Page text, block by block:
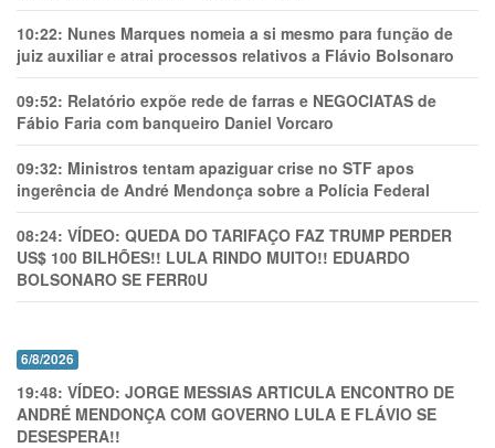
10:22: Nunes Marques nomeia a si mesmo para função de
juiz auxiliar e atrai processos relativos a Flávio Bolsonaro
09:52: Relatório expõe rede de farras e NEGOCIATAS de
Fábio Faria com banqueiro Daniel Vorcaro
09:32: Ministros tentam apaziguar crise no STF apos
ingerência de André Mendonça sobre a Polícia Federal
08:24: VÍDEO: QUEDA DO TARIFAÇO FAZ TRUMP PERDER
US$ 100 BILHÕES!! LULA RINDO MUITO!! EDUARDO
BOLSONARO SE FERR0U
6/8/2026
19:48: VÍDEO: JORGE MESSIAS ARTICULA ENCONTRO DE
ANDRÉ MENDONÇA COM GOVERNO LULA E FLÁVIO SE
DESESPERA!!